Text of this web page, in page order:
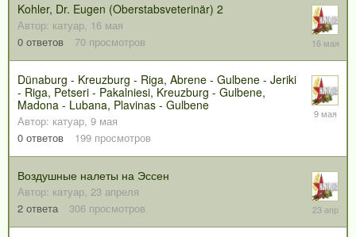
Kohler, Dr. Eugen (Oberstabsveterinär) 2
Автор: катуар, 16 мая
0 ответов 70 просмотров
16
Dünaburg - Kreuzburg - Riga, Abrene - Gulbene - Jeriki
- Riga, Petseri - Pakalniesi, Kreuzburg - Gulbene,
Madona - Lubana, Plavinas - Gulbene
Автор: катуар, 9 мая
0 ответов 199 просмотров
9
Воздушные налеты на Эссен
Автор: катуар, 23 апреля
2 ответа 306 просмотров
23
апреля